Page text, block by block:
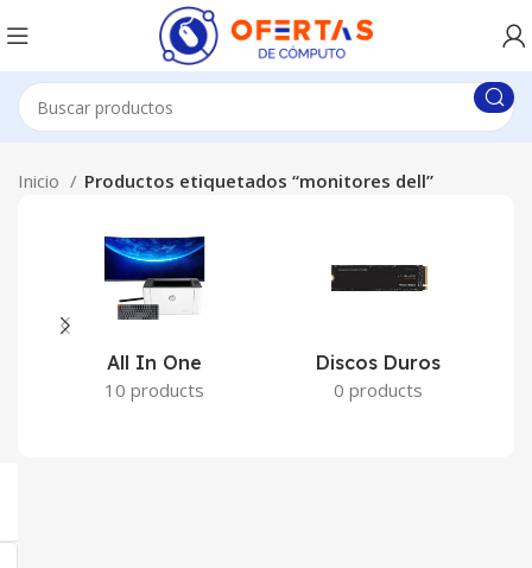
Inicio Productos etiquetados “monitores dell”
All In One
10 products
Discos Duros
0 products